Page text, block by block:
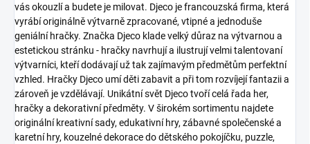
vás okouzlí a budete je milovat. Djeco je francouzská firma, která
vyrábí originálně výtvarně zpracované, vtipné a jednoduše
geniální hračky. Značka Djeco klade velký důraz na výtvarnou a
estetickou stránku - hračky navrhují a ilustrují velmi talentovaní
výtvarníci, kteří dodávají už tak zajímavým předmětům perfektní
vzhled. Hračky Djeco umí děti zabavit a při tom rozvíjejí fantazii a
zároveň je vzdělávají. Unikátní svět Djeco tvoří celá řada her,
hračky a dekorativní předměty. V širokém sortimentu najdete
originální kreativní sady, edukativní hry, zábavné společenské a
karetní hry, kouzelné dekorace do dětského pokojíčku, puzzle,